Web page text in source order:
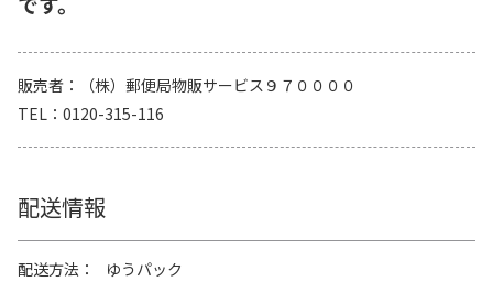
販売者
（株）郵便局物販サービス９７００００
TEL
0120-315-116
配送情報
配送方法
ゆうパック